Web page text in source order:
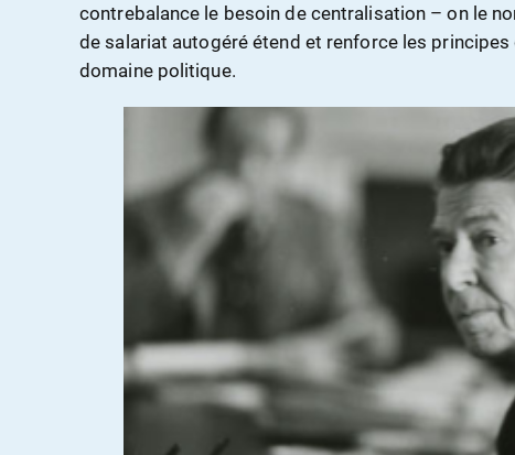
contrebalance le besoin de centralisation – on le
de salariat autogéré étend et renforce les
domaine politique.